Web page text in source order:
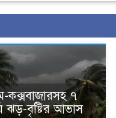
কক্সবাজারসহ ৭
ঝড়-বৃষ্টির আভাস